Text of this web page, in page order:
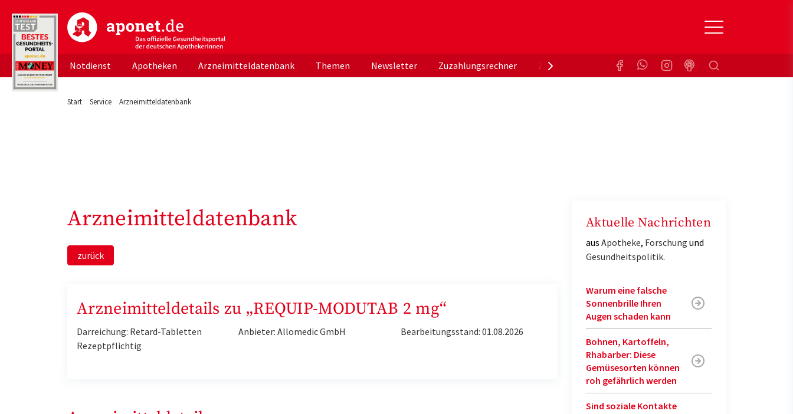
aponet.de - Das offizielle Gesundheitsportal der deutschen ApothekerInnen
Notdienst Apotheken Arzneimitteldatenbank Themen Newsletter Zuzahlungsrechner Zuzahlungsbefreiung KrankenkasseSuchen
Start Service Arzneimitteldatenbank
Arzneimitteldatenbank
zurück
Arzneimitteldetails zu „REQUIP-MODUTAB 2 mg“
Darreichung: Retard-Tabletten
Rezeptpflichtig
Anbieter: Allomedic GmbH Bearbeitungsstand: 01.08.2026
Aktuelle Nachrichten
aus Apotheke, Forschung und
Gesundheitspolitik.
Warum eine falsche
Sonnenbrille Ihren
Augen schaden kann
Bohnen, Kartoffeln,
Rhabarber: Diese
Gemüsesorten können
roh gefährlich werden
Sind soziale Kontakte